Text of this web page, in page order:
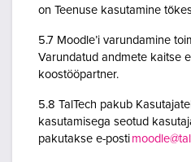
on Teenuse kasutamine
5.7 Moodle’i varundamine
Varundatud andmete kaitse
koostööpartner.
5.8 TalTech pakub
kasutamisega seotud
pakutakse e-posti